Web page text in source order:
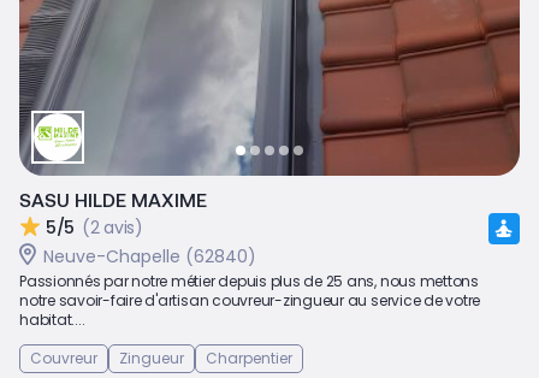
SASU HILDE MAXIME
5/5 (2 avis)
Neuve-Chapelle (62840)
Passionnés par notre métier depuis plus de 25 ans, nous mettons
notre savoir-faire d'artisan couvreur-zingueur au service de votre
habitat....
Couvreur
Zingueur Charpentier